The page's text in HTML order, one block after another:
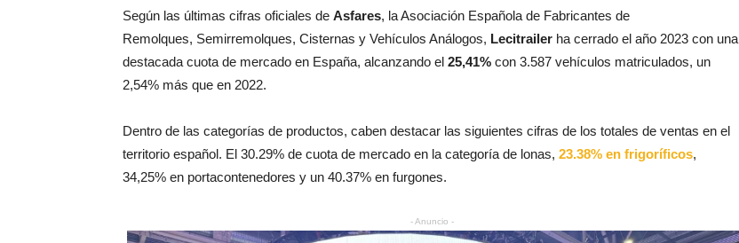
Según las últimas cifras oficiales de Asfares, la Asociación Española de Fabricantes de
Remolques, Semirremolques, Cisternas y Vehículos Análogos, Lecitrailer ha cerrado el año 2023 con una
destacada cuota de mercado en España, alcanzando el 25,41% con 3.587 vehículos matriculados, un
2,54% más que en 2022.
Dentro de las categorías de productos, caben destacar las siguientes cifras de los totales de ventas en el
territorio español. El 30.29% de cuota de mercado en la categoría de lonas, 23.38% en frigoríficos,
34,25% en portacontenedores y un 40.37% en furgones.
- Anuncio -